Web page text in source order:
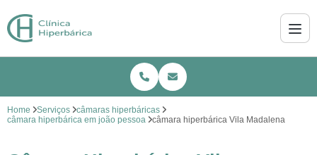
Home Serviços
câmaras hiperbáricas
câmara hiperbárica em joão pessoa
câmara hiperbárica Vila Madalena